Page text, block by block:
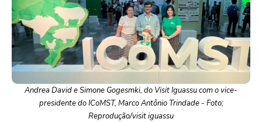
Andrea David e Simone Gogesmki, do Visit Iguassu com o vice-
presidente do ICoMST, Marco Antônio Trindade - Foto;
Reprodução/visit iguassu